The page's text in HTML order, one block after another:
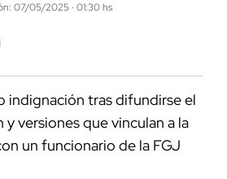
07/05/2025 · 01:30 hs
indignación tras difundirse el
versiones que vinculan a la
un funcionario de la FGJ